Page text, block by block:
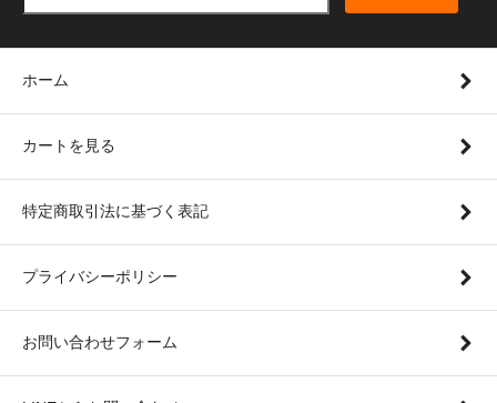
ホーム
カートを見る
特定商取引法に基づく表記
プライバシーポリシー
お問い合わせフォーム